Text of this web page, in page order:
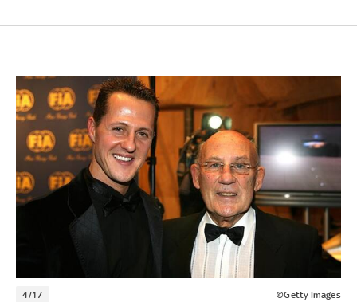
4/17 ©Getty Images